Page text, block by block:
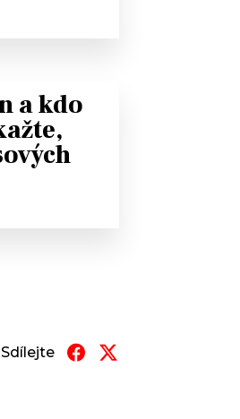
a kdo
Sdílejte